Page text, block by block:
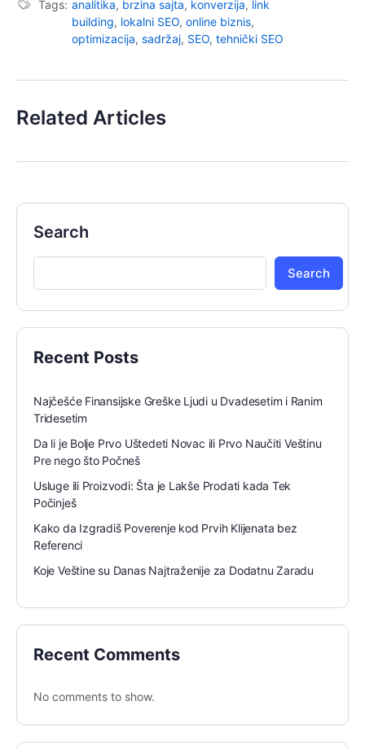
Tags: analitika, brzina sajta, konverzija, link
building, lokalni SEO, online biznis,
optimizacija, sadržaj, SEO, tehnički SEO
Related Articles
Search
Search
Recent Posts
Najčešće Finansijske Greške Ljudi u Dvadesetim i Ranim
Tridesetim
Da li je Bolje Prvo Uštedeti Novac ili Prvo Naučiti Veštinu
Pre nego što Počneš
Usluge ili Proizvodi: Šta je Lakše Prodati kada Tek
Počinješ
Kako da Izgradiš Poverenje kod Prvih Klijenata bez
Referenci
Koje Veštine su Danas Najtraženije za Dodatnu Zaradu
Recent Comments
No comments to show.